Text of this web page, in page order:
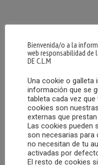
Bienvenida/o a la
web responsabilidad de la
DE C.L.M
Una cookie o galleta
información que se
tableta cada vez
cookies son
externas que
Las cookies pueden
son necesarias para
no necesitan de tu
activadas por
El resto de cookies